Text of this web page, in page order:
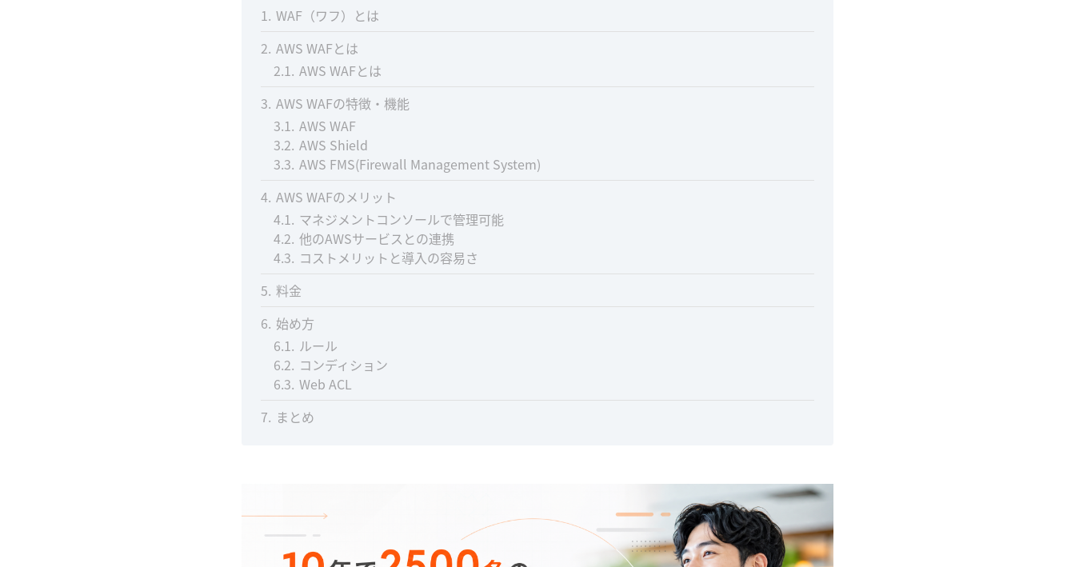
1 WAF（ワフ）とは
2 AWS WAFとは
2.1 AWS WAFとは
3 AWS WAFの特徴・機能
3.1 AWS WAF
3.2 AWS Shield
3.3 AWS FMS(Firewall Management System)
4 AWS WAFのメリット
4.1 マネジメントコンソールで管理可能
4.2 他のAWSサービスとの連携
4.3 コストメリットと導入の容易さ
5 料金
6 始め方
6.1 ルール
6.2 コンディション
6.3 Web ACL
7 まとめ